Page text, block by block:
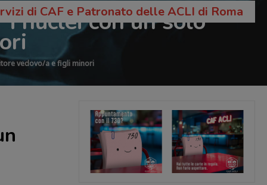
di CAF e Patronato delle ACLI di Roma
nuclei con un solo
vedovo/a e figli minori